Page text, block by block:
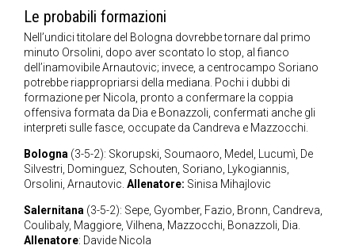
Le probabili formazioni
Nell’undici titolare del Bologna dovrebbe tornare dal primo
minuto Orsolini, dopo aver scontato lo stop, al fianco
dell’inamovibile Arnautovic; invece, a centrocampo Soriano
potrebbe riappropriarsi della mediana. Pochi i dubbi di
formazione per Nicola, pronto a confermare la coppia
offensiva formata da Dia e Bonazzoli, confermati anche gli
interpreti sulle fasce, occupate da Candreva e Mazzocchi.
Bologna (3-5-2): Skorupski, Soumaoro, Medel, Lucumì, De
Silvestri, Dominguez, Schouten, Soriano, Lykogiannis,
Orsolini, Arnautovic. Allenatore: Sinisa Mihajlovic
Salernitana (3-5-2): Sepe, Gyomber, Fazio, Bronn, Candreva,
Coulibaly, Maggiore, Vilhena, Mazzocchi, Bonazzoli, Dia.
Allenatore: Davide Nicola